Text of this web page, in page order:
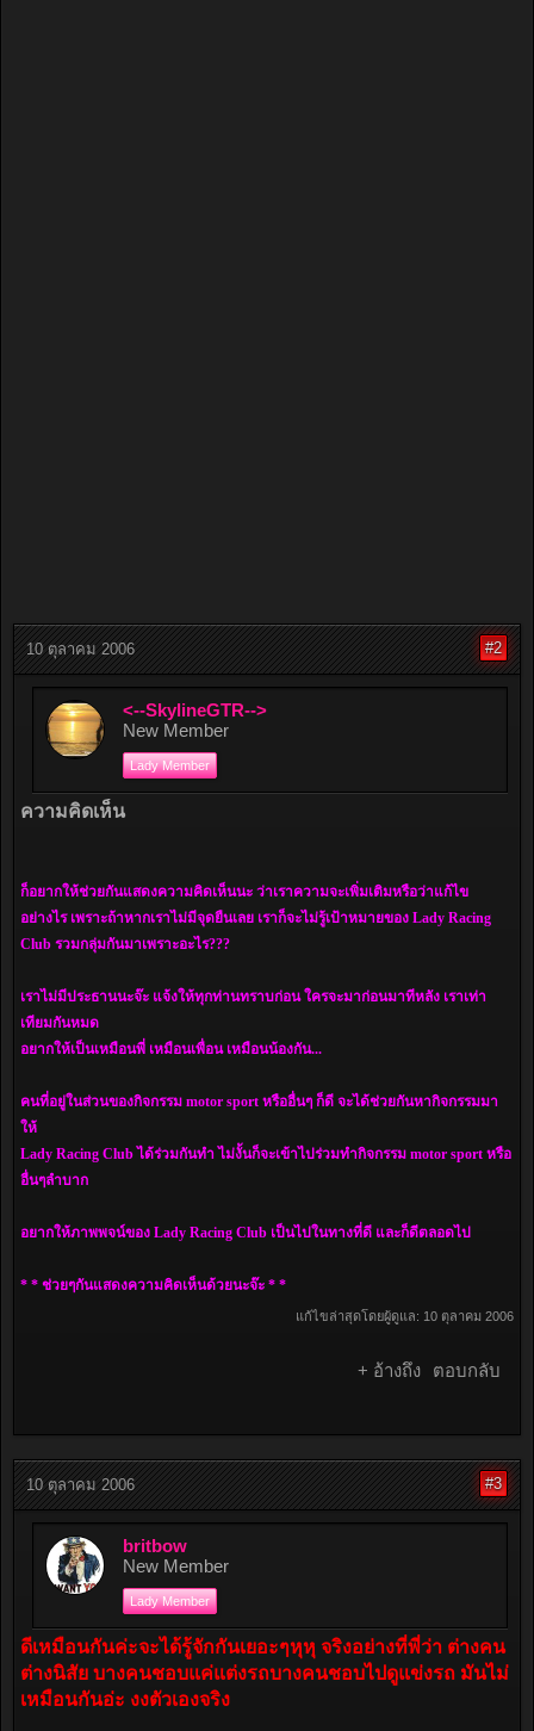
10 ตุลาคม 2006 #2
<--SkylineGTR-->
New Member
Lady Member
ความคิดเห็น
ก็อยากให้ช่วยกันแสดงความคิดเห็นนะ ว่าเราความจะเพิ่มเติมหรือว่าแก้ไข
อย่างไร เพราะถ้าหากเราไม่มีจุดยืนเลย เราก็จะไม่รู้เป้าหมายของ Lady Racing
Club รวมกลุ่มกันมาเพราะอะไร???
เราไม่มีประธานนะจ๊ะ แจ้งให้ทุกท่านทราบก่อน ใครจะมาก่อนมาทีหลัง เราเท่า
เทียมกันหมด
อยากให้เป็นเหมือนพี่ เหมือนเพื่อน เหมือนน้องกัน...
คนที่อยู่ในส่วนของกิจกรรม motor sport หรืออื่นๆ ก็ดี จะได้ช่วยกันหากิจกรรมมา
ให้
Lady Racing Club ได้ร่วมกันทำ ไม่งั้นก็จะเข้าไปร่วมทำกิจกรรม motor sport หรือ
อื่นๆลำบาก
อยากให้ภาพพจน์ของ Lady Racing Club เป็นไปในทางที่ดี และก็ดีตลอดไป
* * ช่วยๆกันแสดงความคิดเห็นด้วยนะจ๊ะ * *
แก้ไขล่าสุดโดยผู้ดูแล: 10 ตุลาคม 2006
+ อ้างถึง ตอบกลับ
10 ตุลาคม 2006 #3
britbow
New Member
Lady Member
ดีเหมือนกันค่ะจะได้รู้จักกันเยอะๆหุหุ จริงอย่างที่พี่ว่า ต่างคน
ต่างนิสัย บางคนชอบแค่แต่งรถบางคนชอบไปดูแข่งรถ มันไม่
เหมือนกันอ่ะ งงตัวเองจริง